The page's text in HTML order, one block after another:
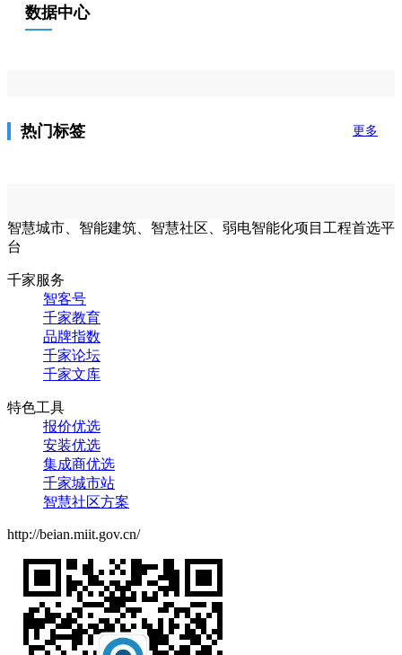
数据中心
热门标签 更多
智慧城市、智能建筑、智慧社区、弱电智能化项目工程首选平
台
千家服务
智客号
千家教育
品牌指数
千家论坛
千家文库
特色工具
报价优选
安装优选
集成商优选
千家城市站
智慧社区方案
http://beian.miit.gov.cn/